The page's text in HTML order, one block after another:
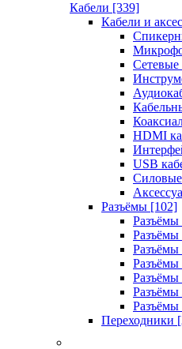
Кабели [339]
Кабели и
Сетевые
HDMI
USB
Силовые
Разъёмы [102]
Разъёмы
Разъёмы
Разъёмы
Разъёмы
Переходники